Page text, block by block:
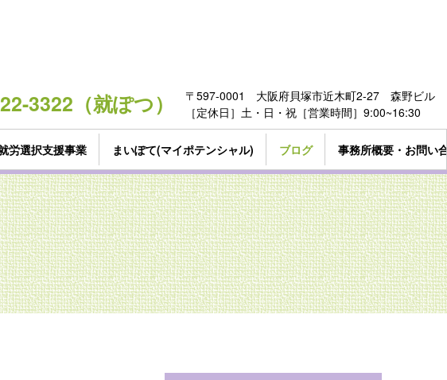
3322（就ぽつ）
〒597-0001 大阪府貝塚市近木町2-27 森野ビル
［定休日］土・日・祝［営業時間］9:00~16:30
労選択支援事業 まいぽて(マイポテンシャル) ブログ 事務所概要・お問い